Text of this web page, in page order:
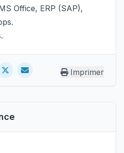
Office, ERP (SAP),
Imprimer